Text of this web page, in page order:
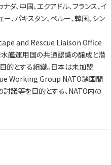
ダ、中国、エクアドル、フランス、イ
ー、パキスタン、ペルー、韓国、シン
and Rescue Liaison Office
艦運用国の共通認識の醸成と潜
的とする組織。日本は未加盟
Working Group NATO諸国間
議等を目的とする、NATO内の